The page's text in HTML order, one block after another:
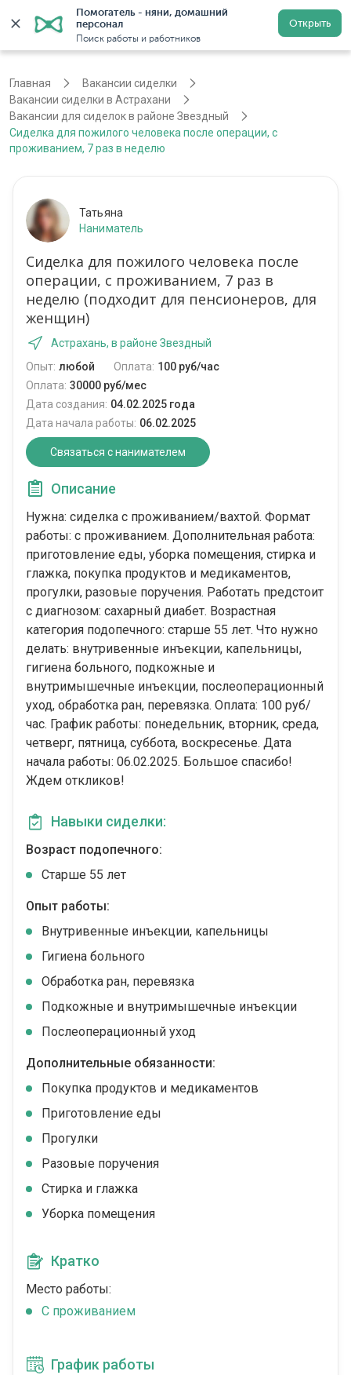
Помогатель - няни, домашний
персонал
Поиск работы и работников
Открыть
Регистрация
Главная
Вакансии сиделки
Вакансии сиделки в Астрахани
Вакансии для сиделок в районе Звездный
Сиделка для пожилого человека после операции, с
проживанием, 7 раз в неделю
Татьяна
Наниматель
Сиделка для пожилого человека после
операции, с проживанием, 7 раз в
неделю (подходит для пенсионеров, для
женщин)
Астрахань, в районе Звездный
Опыт: любой Оплата: 100 руб/час
Оплата: 30000 руб/мес
Дата создания: 04.02.2025 года
Дата начала работы: 06.02.2025
Связаться с нанимателем
Описание
Нужна: сиделка с проживанием/вахтой. Формат
работы: c проживанием. Дополнительная работа:
приготовление еды, уборка помещения, стирка и
глажка, покупка продуктов и медикаментов,
прогулки, разовые поручения. Работать предстоит
с диагнозом: сахарный диабет. Возрастная
категория подопечного: cтарше 55 лет. Что нужно
делать: внутривенные инъекции, капельницы,
гигиена больного, подкожные и
внутримышечные инъекции, послеоперационный
уход, обработка ран, перевязка. Оплата: 100 руб/
час. График работы: понедельник, вторник, среда,
четверг, пятница, суббота, воскресенье. Дата
начала работы: 06.02.2025. Большое спасибо!
Ждем откликов!
Навыки сиделки:
Возраст подопечного:
Cтарше 55 лет
Опыт работы:
Внутривенные инъекции, капельницы
Гигиена больного
Обработка ран, перевязка
Подкожные и внутримышечные инъекции
Послеоперационный уход
Дополнительные обязанности:
Покупка продуктов и медикаментов
Приготовление еды
Прогулки
Разовые поручения
Стирка и глажка
Уборка помещения
Кратко
Место работы:
C проживанием
График работы